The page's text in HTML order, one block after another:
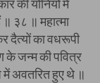
की योनियों में
॥ ३८ ॥ महात्मा
दैत्यों का वधरूपी
के जन्म की पवित्र
में अवतरित हुए थे ॥